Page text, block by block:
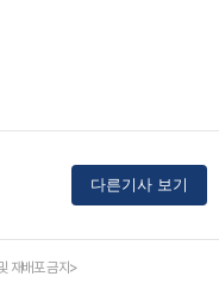
다른기사 보기
재배포 금지>